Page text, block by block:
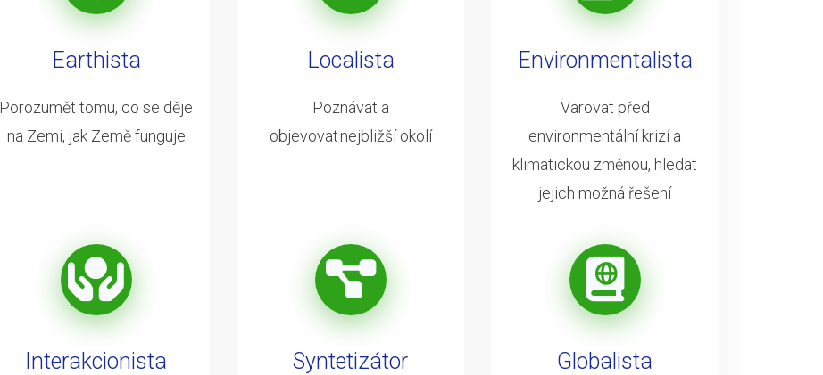
Earthista
Porozumět tomu, co se děje
na Zemi, jak Země funguje
Interakcionista
Localista
Poznávat a
objevovat nejbližší okolí
Syntetizátor
Environmentalista
Varovat před
environmentální krizí a
klimatickou změnou, hledat
jejich možná řešení
Globalista